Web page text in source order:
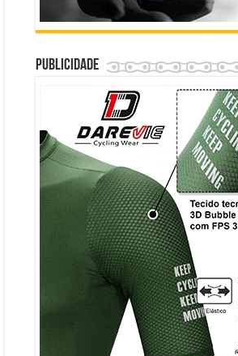
Publicidade